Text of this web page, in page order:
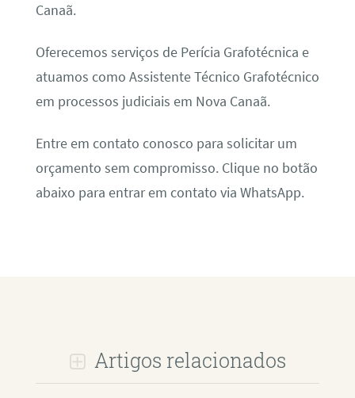
Canaã.
Oferecemos serviços de Perícia Grafotécnica e
atuamos como Assistente Técnico Grafotécnico
em processos judiciais em Nova Canaã.
Entre em contato conosco para solicitar um
orçamento sem compromisso. Clique no botão
abaixo para entrar em contato via WhatsApp.
Artigos relacionados